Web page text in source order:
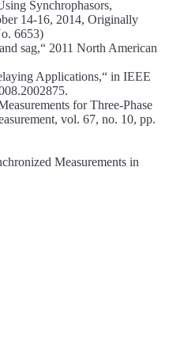
Synchrophasors,
14-16, 2014, Originally
6653)
sag,“ 2011 North American
Applications,“ in IEEE
for Three-Phase
vol. 67, no. 10, pp.
Measurements in